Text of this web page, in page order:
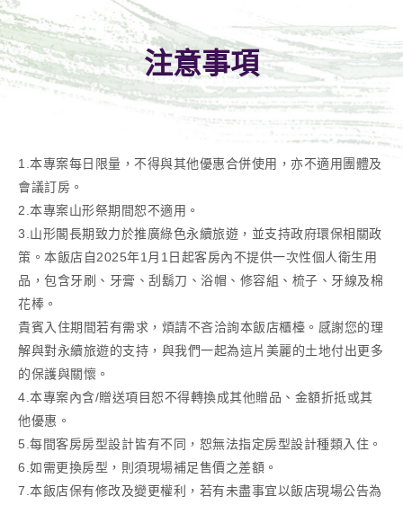
注意事項
1.本專案每日限量，不得與其他優惠合併使用，亦不適用團體及
會議訂房。
2.本專案山形祭期間恕不適用。
3.山形閣長期致力於推廣綠色永續旅遊，並支持政府環保相關政
策。本飯店自2025年1月1日起客房內不提供一次性個人衛生用
品，包含牙刷、牙膏、刮鬍刀、浴帽、修容組、梳子、牙線及棉
花棒。
貴賓入住期間若有需求，煩請不吝洽詢本飯店櫃檯。感謝您的理
解與對永續旅遊的支持，與我們一起為這片美麗的土地付出更多
的保護與關懷。
4.本專案內含/贈送項目恕不得轉換成其他贈品、金額折抵或其
他優惠。
5.每間客房房型設計皆有不同，恕無法指定房型設計種類入住。
6.如需更換房型，則須現場補足售價之差額。
7.本飯店保有修改及變更權利，若有未盡事宜以飯店現場公告為